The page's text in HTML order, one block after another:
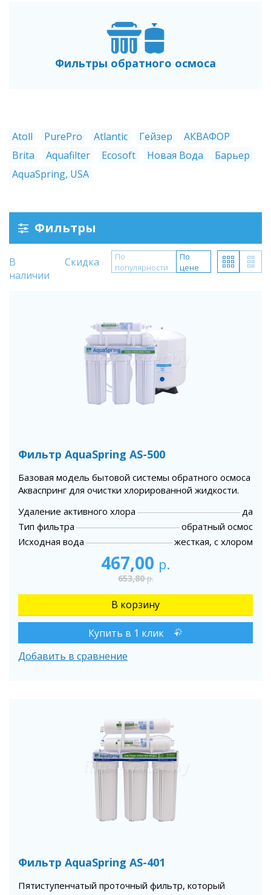
Фильтры обратного осмоса
Atoll PurePro Atlantic Гейзер
АКВАФОР
Brita
Aquafilter Ecosoft Новая Вода
Барьер
AquaSpring, USA
Фильтры
В
наличии
Скидка
По
популярности
По
цене
Фильтр AquaSpring AS-500
Базовая модель бытовой системы обратного осмоса
Акваспринг для очистки хлорированной жидкости.
Удаление активного хлора
да
Тип фильтра
обратный осмос
Исходная вода
жесткая, с хлором
467,00 р.
653,80р.
Купить в 1 клик
Добавить в сравнение
Фильтр AquaSpring AS-401
Пятиступенчатый проточный фильтр, который